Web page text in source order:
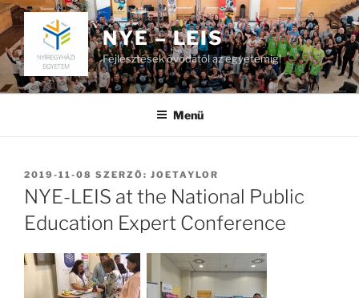
Tartalomhoz
NYE – LEIS
Fejlesztések óvodától az egyetemig!
Menü
BEKÜLDVE:
2019-11-08 SZERZŐ: JOETAYLOR
NYE-LEIS at the National Public
Education Expert Conference